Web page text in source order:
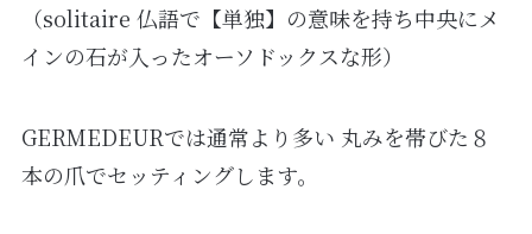
（solitaire 仏語で【単独】の意味を持ち中央にメ
インの石が入ったオーソドックスな形）
GERMEDEURでは通常より多い 丸みを帯びた８
本の爪でセッティングします。